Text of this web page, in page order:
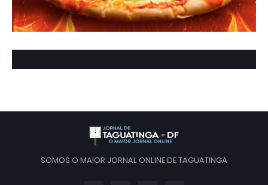
SOMOS O MAIOR JORNAL ONLINE DE TAGUATINGA